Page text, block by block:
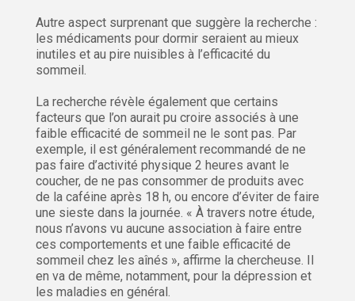
Autre aspect surprenant que suggère la recherche :
les médicaments pour dormir seraient au mieux
inutiles et au pire nuisibles à l’efficacité du
sommeil.
La recherche révèle également que certains
facteurs que l’on aurait pu croire associés à une
faible efficacité de sommeil ne le sont pas. Par
exemple, il est généralement recommandé de ne
pas faire d’activité physique 2 heures avant le
coucher, de ne pas consommer de produits avec
de la caféine après 18 h, ou encore d’éviter de faire
une sieste dans la journée. « À travers notre étude,
nous n’avons vu aucune association à faire entre
ces comportements et une faible efficacité de
sommeil chez les aînés », affirme la chercheuse. Il
en va de même, notamment, pour la dépression et
les maladies en général.